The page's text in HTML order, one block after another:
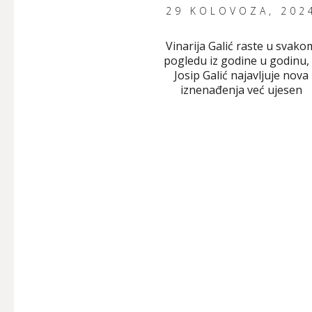
29 KOLOVOZA,
Vinarija Galić raste u
pogledu iz godine u godinu,
Josip Galić najavljuje nova
iznenađenja već ujesen